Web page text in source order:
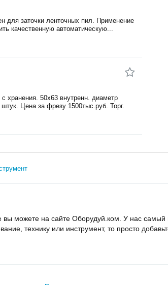
для заточки ленточных пил. Применение
качественную автоматическую...
хранения. 50х63 внутренн. диаметр
Цена за фрезу 1500тыс.руб. Торг.
вы можете на сайте Оборудуй.ком. У нас
технику или инструмент, то просто